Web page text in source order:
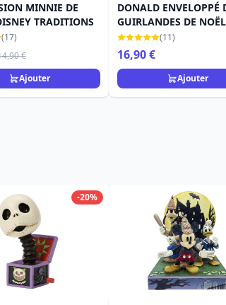
MINNIE DE
TRADITIONS
(17)
€
Ajouter
DONALD ENVELOPPÉ
GUIRLANDES DE
DISNEY TRADITIONS
(11)
16,90 €
Ajouter
-20%